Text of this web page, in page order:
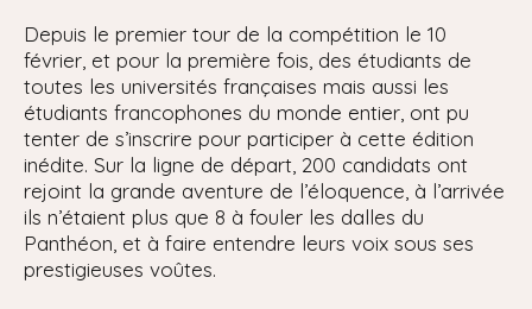
Depuis le premier tour de la compétition le 10
février, et pour la première fois, des étudiants de
toutes les universités françaises mais aussi les
étudiants francophones du monde entier, ont pu
tenter de s’inscrire pour participer à cette édition
inédite. Sur la ligne de départ, 200 candidats ont
rejoint la grande aventure de l’éloquence, à l’arrivée
ils n’étaient plus que 8 à fouler les dalles du
Panthéon, et à faire entendre leurs voix sous ses
prestigieuses voûtes.